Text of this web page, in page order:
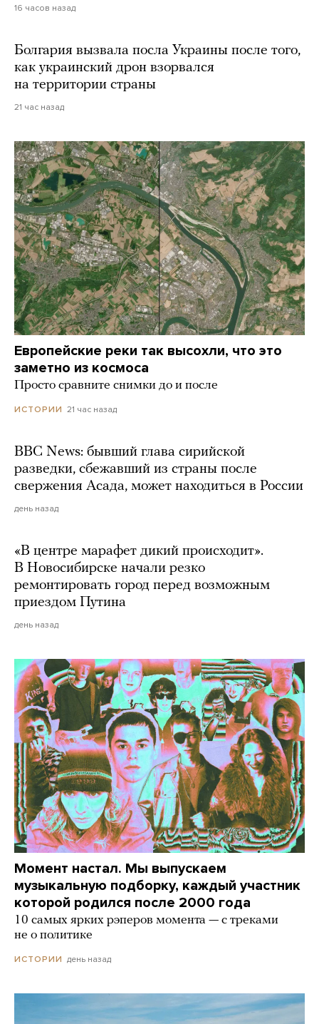
16 часов назад
Болгария вызвала посла Украины после того,
как украинский дрон взорвался
на территории страны
21 час назад
Европейские реки так высохли, что это
заметно из космоса
Просто сравните снимки до и после
ИСТОРИИ 21 час назад
BBC News: бывший глава сирийской
разведки, сбежавший из страны после
свержения Асада, может находиться в России
день назад
«В центре марафет дикий происходит».
В Новосибирске начали резко
ремонтировать город перед возможным
приездом Путина
день назад
Момент настал. Мы выпускаем
музыкальную подборку, каждый участник
которой родился после 2000 года
10 самых ярких рэперов момента — с треками
не о политике
ИСТОРИИ день назад